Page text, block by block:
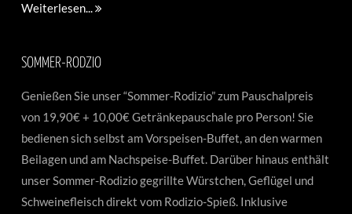
Weiterlesen...
SOMMER-RODZIO
Genießen Sie unser “Sommer-Rodizio” zum Pauschalpreis
von 19,90€ + 10,00€ Getränkepauschale pro Person! Sie
bedienen sich selbst am Vorspeisen-Buffet, an den warmen
Beilagen und am Nachspeise-Buffet. Darüber hinaus enthält
unser Sommer-Rodizio gegrillte Würstchen, Geflügel und
Schweinefleisch direkt vom Rodizio-Spieß. Inklusive